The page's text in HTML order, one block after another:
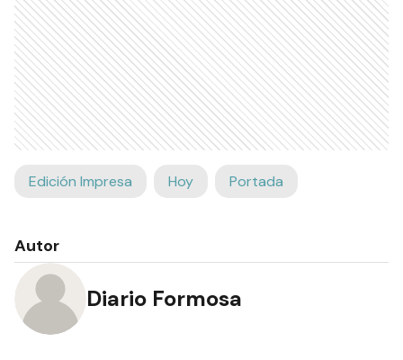
Edición Impresa Hoy Portada
Autor
Diario Formosa